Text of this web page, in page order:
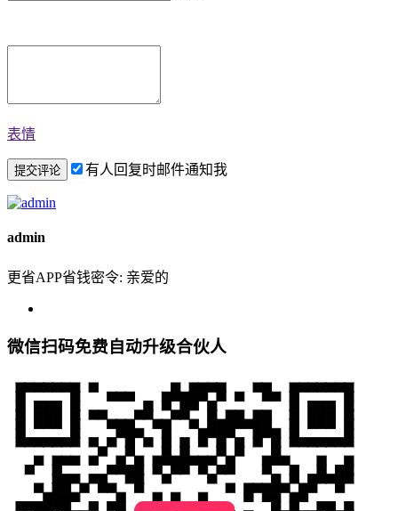
表情
有人回复时邮件通知我
admin
更省APP省钱密令: 亲爱的
微信扫码免费自动升级合伙人